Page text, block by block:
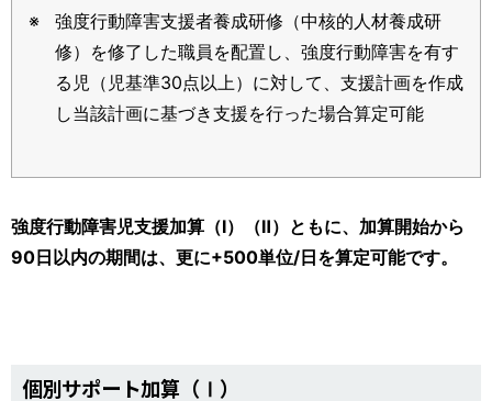
強度行動障害支援者養成研修（中核的人材養成研
修）を修了した職員を配置し、強度行動障害を有す
る児（児基準30点以上）に対して、支援計画を作成
し当該計画に基づき支援を行った場合算定可能
強度行動障害児支援加算（Ⅰ）（Ⅱ）ともに、加算開始から
90日以内の期間は、更に+500単位/日を算定可能です。
個別サポート加算（Ⅰ）